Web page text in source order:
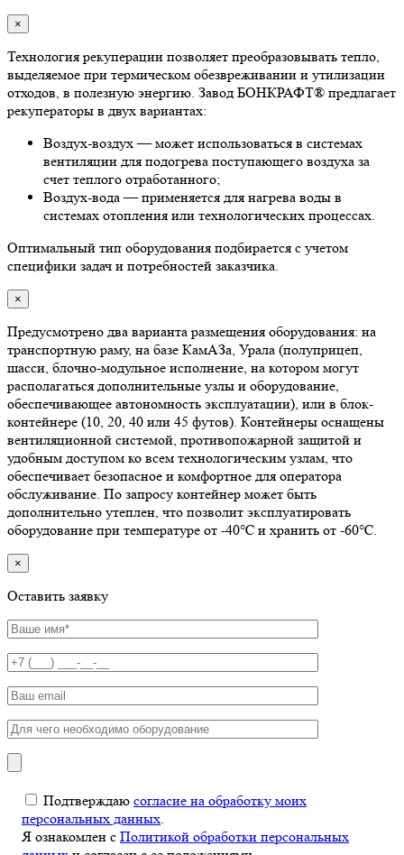
×
Технология рекуперации позволяет преобразовывать тепло,
выделяемое при термическом обезвреживании и утилизации
отходов, в полезную энергию. Завод БОНКРАФТ® предлагает
рекуператоры в двух вариантах:
Воздух-воздух — может использоваться в системах
вентиляции для подогрева поступающего воздуха за
счет теплого отработанного;
Воздух-вода — применяется для нагрева воды в
системах отопления или технологических процессах.
Оптимальный тип оборудования подбирается с учетом
специфики задач и потребностей заказчика.
×
Предусмотрено два варианта размещения оборудования: на
транспортную раму, на базе КамАЗа, Урала (полуприцеп,
шасси, блочно-модульное исполнение, на котором могут
располагаться дополнительные узлы и оборудование,
обеспечивающее автономность эксплуатации), или в блок-
контейнере (10, 20, 40 или 45 футов). Контейнеры оснащены
вентиляционной системой, противопожарной защитой и
удобным доступом ко всем технологическим узлам, что
обеспечивает безопасное и комфортное для оператора
обслуживание. По запросу контейнер может быть
дополнительно утеплен, что позволит эксплуатировать
оборудование при температуре от -40℃ и хранить от -60℃.
×
Оставить заявку
Подтверждаю согласие на обработку моих
персональных данных
Я ознакомлен с Политикой обработки персональных